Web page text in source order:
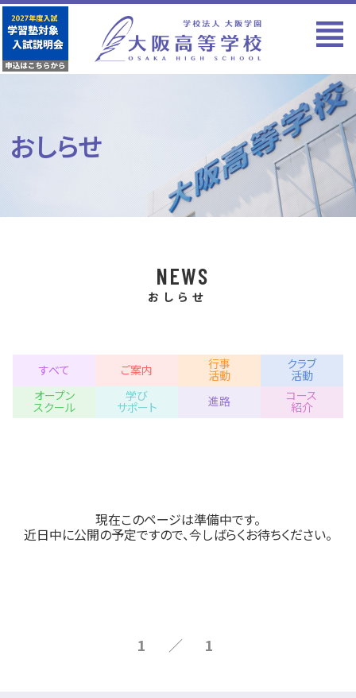
おしらせ
NEWS
おしらせ
すべて ご案内 行事
活動
クラブ
活動
オープン
スクール
学び
サポート 進路 コース
紹介
現在このページは準備中です。
近日中に公開の予定ですので、今しばらくお待ちください。
1 ／ 1